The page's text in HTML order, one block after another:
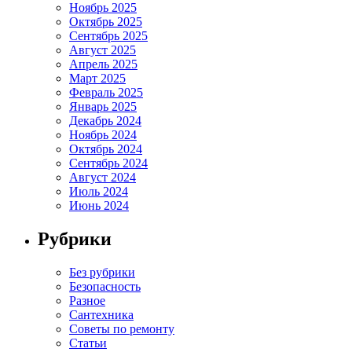
Ноябрь 2025
Октябрь 2025
Сентябрь 2025
Август 2025
Апрель 2025
Март 2025
Февраль 2025
Январь 2025
Декабрь 2024
Ноябрь 2024
Октябрь 2024
Сентябрь 2024
Август 2024
Июль 2024
Июнь 2024
Рубрики
Без рубрики
Безопасность
Разное
Сантехника
Советы по ремонту
Статьи